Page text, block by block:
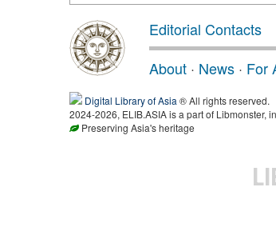
Editorial Contacts
About · News · For
Digital Library of Asia ® All rights reserved.
2024-2026, ELIB.ASIA is a part of Libmonster,
Preserving Asia's heritage